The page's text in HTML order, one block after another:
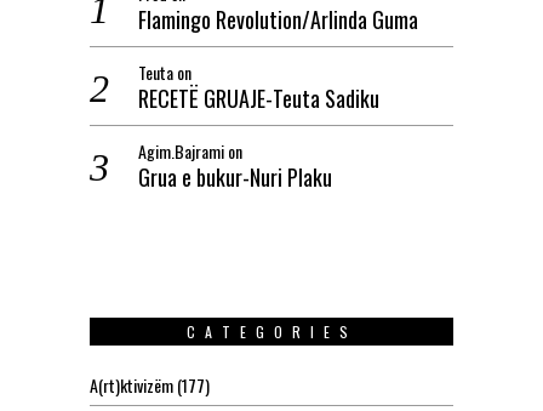
Flamingo Revolution/Arlinda Guma
Teutaon
RECETË GRUAJE-Teuta Sadiku
Agim.Bajramion
Grua e bukur-Nuri Plaku
CATEGORIES
A(rt)ktivizëm(177)